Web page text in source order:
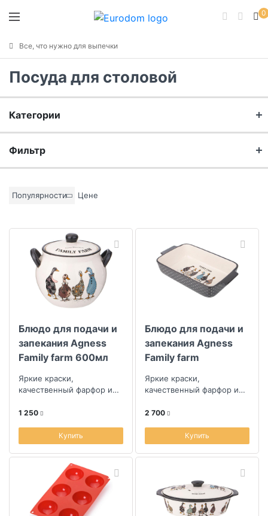
0
Все, что нужно для выпечки
Посуда для столовой
Категории
Сервировка
Пасха
Фильтр
Цвет основы
Коллекция
Скидка
Популярности Цене
Блюдо для подачи и
запекания Agness
Family farm 600мл
Яркие краски,
качественный фарфор и
1 250
Купить
Блюдо для подачи и
запекания Agness
Family farm
Яркие краски,
качественный фарфор и
2 700
Купить